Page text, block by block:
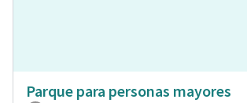
Parque para personas mayores